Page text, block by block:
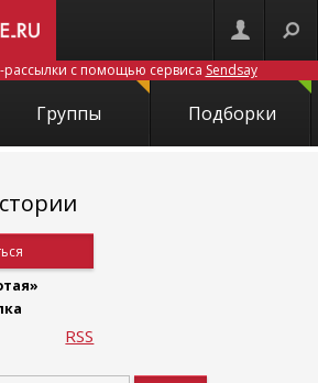
рассылки с помощью сервиса Sendsay
Группы Подборки
RSS